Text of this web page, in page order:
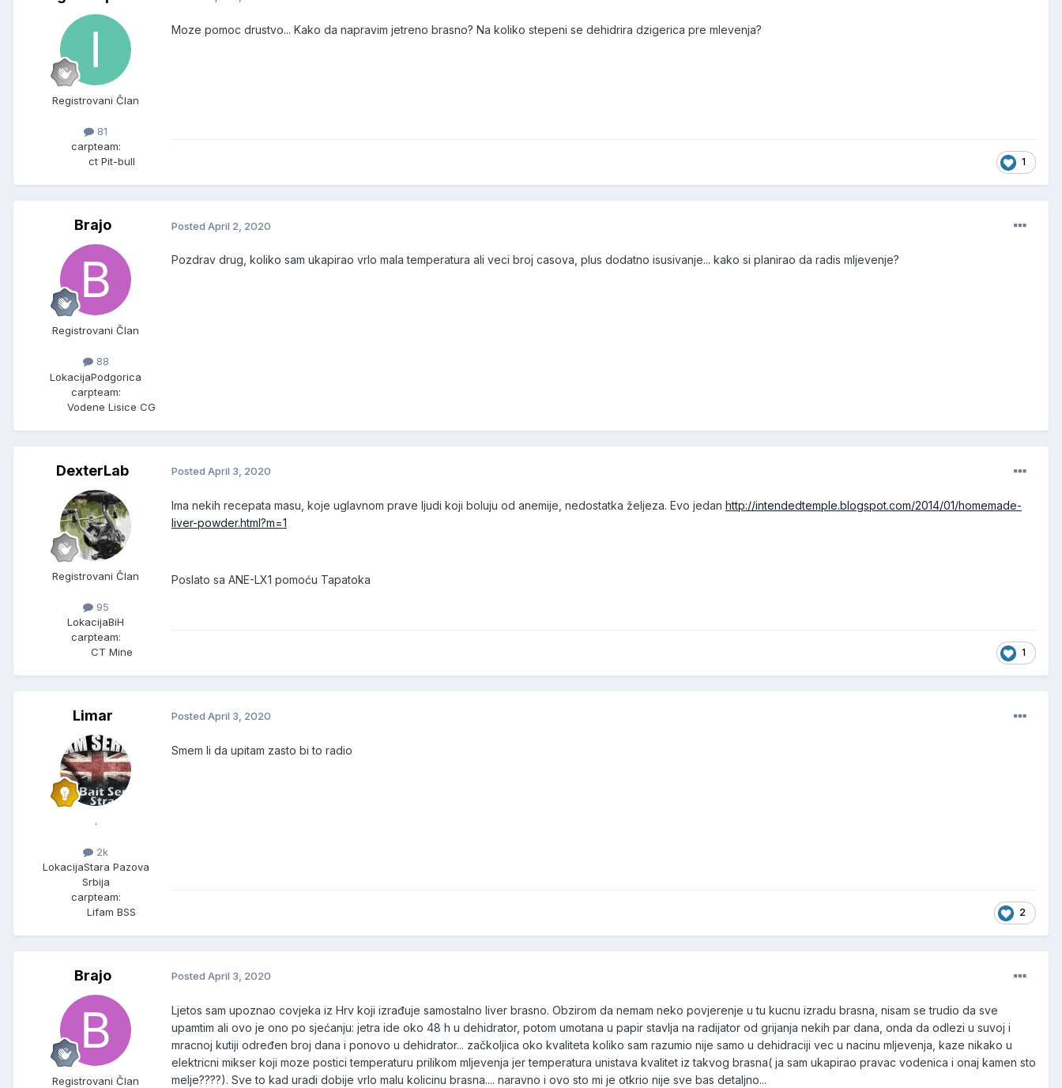
Registrovani Član
81
carpteam:
ct Pit-bull
Moze pomoc drustvo... Kako da napravim jetreno brasno? Na koliko stepeni se dehidrira dzigerica pre mlevenja?
1
Brajo
Registrovani Član
88
LokacijaPodgorica
carpteam:
Vodene Lisice CG
Posted April 2, 2020
Pozdrav drug, koliko sam ukapirao vrlo mala temperatura ali veci broj casova, plus dodatno isusivanje... kako si planirao da radis mljevenje?
DexterLab
Registrovani Član
95
LokacijaBiH
carpteam:
CT Mine
Posted April 3, 2020
Ima nekih recepata masu, koje uglavnom prave ljudi koji boluju od anemije, nedostatka željeza. Evo jedan http://intendedtemple.blogspot.com/2014/01/homemade-
liver-powder.html?m=1
Poslato sa ANE-LX1 pomoću Tapatoka
1
Limar
.
2k
LokacijaStara Pazova
Srbija
carpteam:
Lifam BSS
Posted April 3, 2020
Smem li da upitam zasto bi to radio
2
Brajo
Registrovani Član
Posted April 3, 2020
Ljetos sam upoznao covjeka iz Hrv koji izrađuje samostalno liver brasno. Obzirom da nemam neko povjerenje u tu kucnu izradu brasna, nisam se trudio da sve
upamtim ali ovo je ono po sjećanju: jetra ide oko 48 h u dehidrator, potom umotana u papir stavlja na radijator od grijanja nekih par dana, onda da odlezi u suvoj i
mracnoj kutiji određen broj dana i ponovo u dehidrator... začkoljica oko kvaliteta koliko sam razumio nije samo u dehidraciji vec u nacinu mljevenja, kaze nikako u
elektricni mikser koji moze postici temperaturu prilikom mljevenja jer temperatura unistava kvalitet iz takvog brasna( ja sam ukapirao pravac vodenica i onaj kamen sto
melje????). Sve to kad uradi dobije vrlo malu kolicinu brasna.... naravno i ovo sto mi je otkrio nije sve bas detaljno...